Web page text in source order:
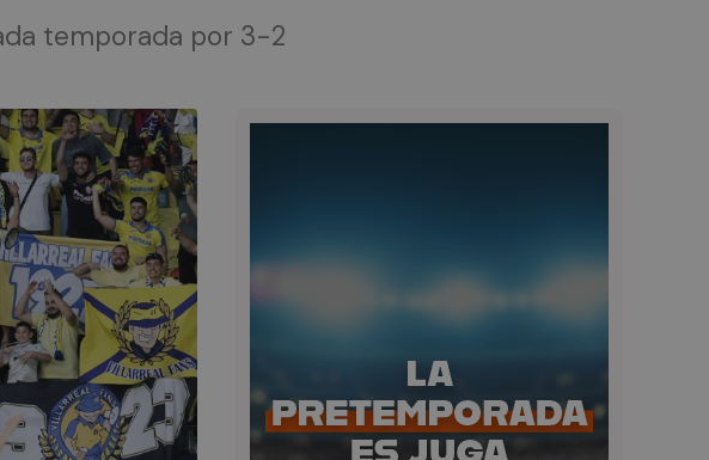
temporada por 3-2